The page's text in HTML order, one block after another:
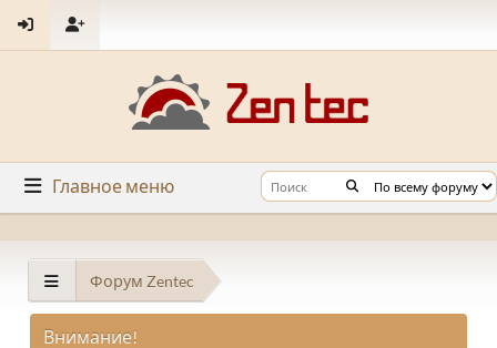
Главное меню
Форум Zentec
Внимание!